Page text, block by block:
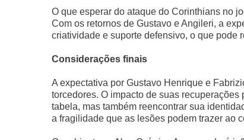
O que esperar do ataque do Corinthians no
Com os retornos de Gustavo e Angileri, a
criatividade e suporte defensivo, o que pode
Considerações finais
A expectativa por Gustavo Henrique e
torcedores. O impacto de suas
tabela, mas também reencontrar sua
a fragilidade que as lesões podem trazer ao